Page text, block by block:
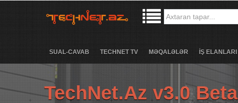
SUAL-CAVAB TECHNET TV MƏQALƏLƏR İŞ ELANLARI
TechNet.Az v3.0 Beta